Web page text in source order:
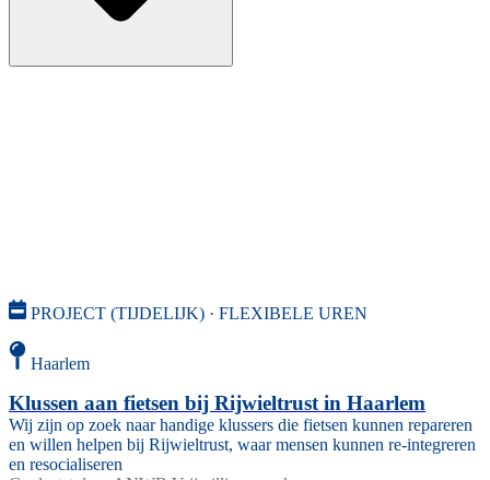
PROJECT (TIJDELIJK) · FLEXIBELE UREN
Haarlem
Klussen aan fietsen bij Rijwieltrust in Haarlem
Wij zijn op zoek naar handige klussers die fietsen kunnen repareren
en willen helpen bij Rijwieltrust, waar mensen kunnen re-integreren
en resocialiseren